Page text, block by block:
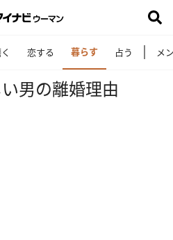
恋する 暮らす 占う メ
男の離婚理由